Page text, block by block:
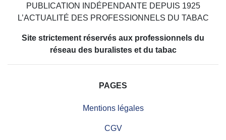
PUBLICATION INDÉPENDANTE DEPUIS 1925
L’ACTUALITÉ DES PROFESSIONNELS DU TABAC
Site strictement réservés aux professionnels du
réseau des buralistes et du tabac
PAGES
Mentions légales
CGV